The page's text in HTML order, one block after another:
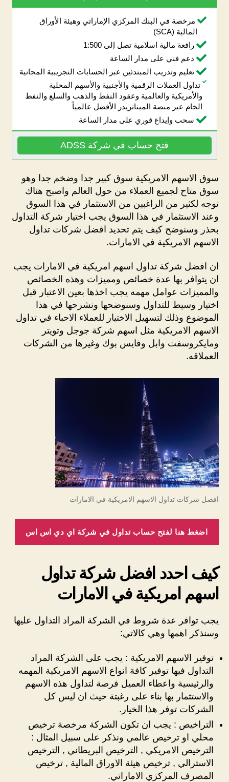
مرخصة في البنك المركزي الإماراتي وهيئة الأوراق
المالية (SCA)
رافعة مالية اسلامية تصل إلى 1:500
دعم فني على مدار الساعة
تعليم وتدريب المبتدئين عبر الحسابات التجريبية المجانية
تداول العملات الرقمية والأجنبية والأسهم المحلية
والأمريكية والعالمية وعقود النفط والذهب والسلع والنفط
الخام عبر منصة الميتاتريدر الأفضل عالمياً
سحب وإيداع فوري على مدار الساعة
فتح حساب في شركة ADSS
سوق الاسهم الامريكية سوق كبير جدا وضخم جدا وهو
سوق متاح لجميع العملاء من حول العالم واصبح هناك
توجه لكثير من الراغبين من الاستثمار في هذا السوق
وعند الاستثمار في هذا السوق يجب اختيار شركة التداول
بحذر وسنوضح كيف يتم تحديد افضل شركات تداول
الاسهم الامريكية في الامارات.
ان افضل شركة تداول اسهم امريكية في الامارات يجب
ان يتوافر بها عدة خصائص ومميزات وهذه الخصائص
والمميزات عوامل مهمه يجب اخذها بعين الاعتبار قبل
اختيار وسيط للتداول وسنوضحها ونشرحها في هذا
الموضوع وذلك لتسهيل الاختيار للعملاء الاحباء في تداول
الاسهم الامريكية مثل اسهم شركة جوجل وتويتر
ومايكروسفت وابل وفايس بوك وغيرها من الشركات
العملاقه.
افضل شركات تداول الاسهم الامريكية في الامارات
اضغط هنا لفتح حساب تداول في شركة اي دي اس اس
كيف احدد افضل شركة تداول
اسهم امريكية في الامارات
يجب توافر عدة شروط في الشركة المراد التداول عليها
وسنذكر اهمها وهي كالاتي:
توفير الاسهم الامريكية : يجب على الشركة المراد
التداول فيها توفير كافة انواع الاسهم الامريكية المهمه
والرئيسية واعطاء العميل فرصة لتداول هذه الاسهم
والاستثمار بها بناء على رغبتة حيث ان ليس كل
الشركات توفر هذا الخيار.
التراخيص : يجب ان تكون الشركة مرخصة ترخيص
محلي او ترخيص عالمي ونذكر على سبيل المثال :
الترخيص الامريكي , الترخيص البريطاني , الترخيص
الاسترالي , ترخيص هيئة الاوراق المالية , ترخيص
المصرف المركزي الاماراتي.